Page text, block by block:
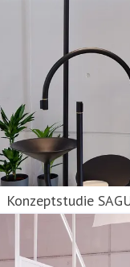
Konzeptstudie